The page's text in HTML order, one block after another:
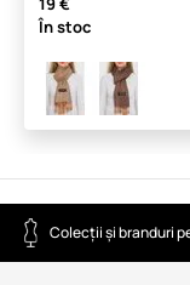
În stoc
Colecții și branduri